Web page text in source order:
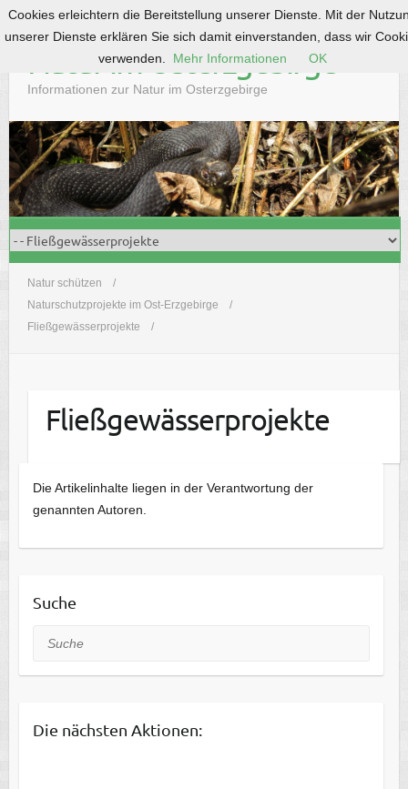
S
k
o
c
o
n
t
Natur im Osterzgebirge
Informationen zur Natur im Osterzgebirge
Natur schützen
Naturschutzprojekte im Ost-Erzgebirge
Fließgewässerprojekte
Fließgewässerprojekte
Die Artikelinhalte liegen in der Verantwortung der
genannten Autoren.
Suche
Suche
Die nächsten Aktionen:
Cookies erleichtern die Bereitstellung unserer Dienste. Mit der
unserer Dienste erklären Sie sich damit einverstanden, dass wir
verwenden.
Mehr Informationen OK